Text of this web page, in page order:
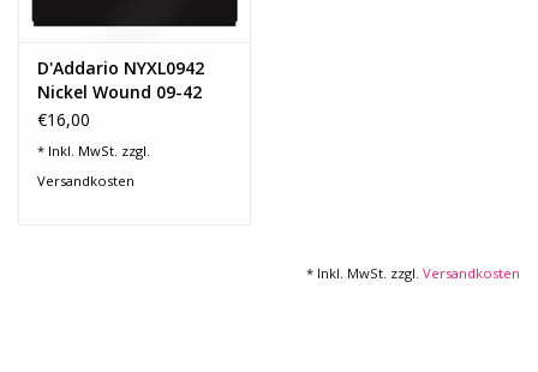
PA-Anlage
Traditionelle Instrumente
Signalprozessoren & Effekte
D'Addario NYXL0942
Nickel Wound 09-42
Super Light
€16,00
* Inkl. MwSt. zzgl.
Versandkosten
* Inkl. MwSt. zzgl. Versandkosten